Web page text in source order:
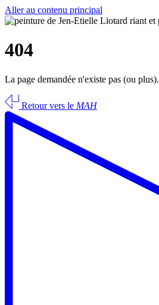
Aller au contenu principal
404
La page demandée n'existe pas (ou plus).
Retour vers le MAH